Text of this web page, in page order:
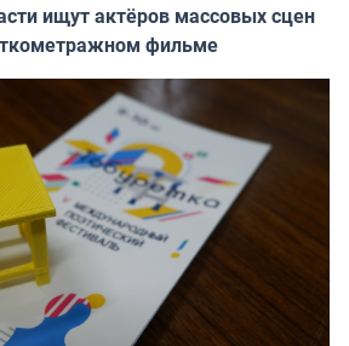
ищут актёров массовых сцен
фильме